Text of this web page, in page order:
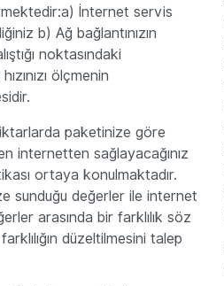
İnternet servis
b) Ağ bağlantınızın
noktasındaki
ölçmenin
paketinize göre
internetten sağlayacağınız
ortaya konulmaktadır.
sunduğu değerler ile internet
arasında bir farklılık söz
düzeltilmesini talep